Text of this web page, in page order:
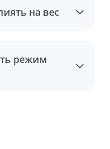
на вес
режим